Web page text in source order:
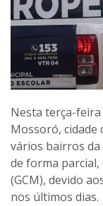
Nesta terça-feira
Mossoró, cidade
vários bairros da
de forma parcial,
(GCM), devido
nos últimos dias.